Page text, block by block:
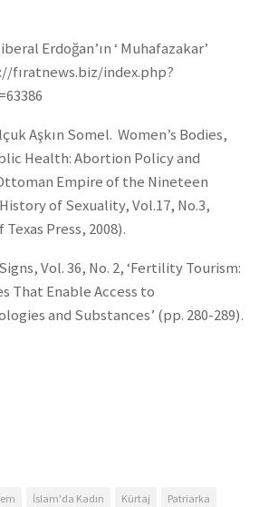
Erdoğan’ın ‘ Muhafazakar’
fıratnews.biz/index.php?
Aşkın Somel. Women’s Bodies,
Health: Abortion Policy and
Empire of the Nineteen
of Sexuality, Vol.17, No.3,
Press, 2008).
Vol. 36, No. 2, ‘Fertility Tourism:
That Enable Access to
and Substances’ (pp. 280-289).
İslam'da Kadın Kürtaj
Patriarka